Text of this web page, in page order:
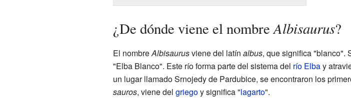
¿De dónde viene el nombreAlbisaurus?
El nombreAlbisaurusviene del latín albus, que significa "blanco".
"Elba Blanco". Este río forma parte del sistema del río Elbay
un lugar llamado Srnojedy de Pardubice, se encontraron los
sauros, viene del griegoy significa "lagarto".